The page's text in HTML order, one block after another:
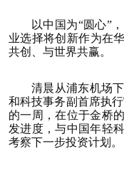
以中国为“圆心”
业选择将创新作为在
共创、与世界共赢。
清晨从浦东机场
和科技事务副首席执
的一周，在位于金桥
发进度，与中国年轻
考察下一步投资计划。